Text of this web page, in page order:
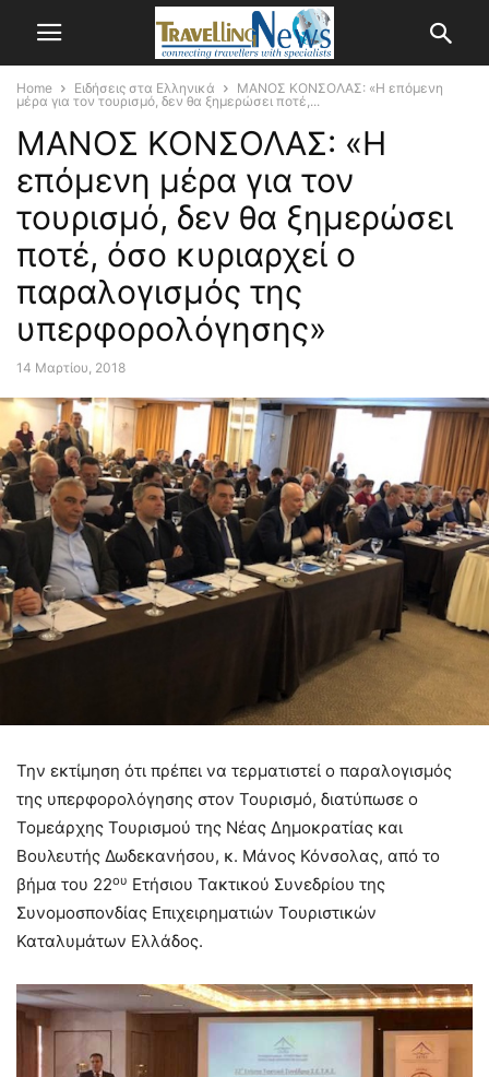
Home Ειδήσεις στα Ελληνικά
ΜΑΝΟΣ ΚΟΝΣΟΛΑΣ: «Η επόμενη
μέρα για τον τουρισμό, δεν θα ξημερώσει ποτέ,...
ΜΑΝΟΣ ΚΟΝΣΟΛΑΣ: «Η
επόμενη μέρα για τον
τουρισμό, δεν θα ξημερώσει
ποτέ, όσο κυριαρχεί ο
παραλογισμός της
υπερφορολόγησης»
14 Μαρτίου, 2018
Την εκτίμηση ότι πρέπει να τερματιστεί ο παραλογισμός
της υπερφορολόγησης στον Τουρισμό, διατύπωσε ο
Τομεάρχης Τουρισμού της Νέας Δημοκρατίας και
Βουλευτής Δωδεκανήσου, κ. Μάνος Κόνσολας, από το
βήμα του 22ου Ετήσιου Τακτικού Συνεδρίου της
Συνομοσπονδίας Επιχειρηματιών Τουριστικών
Καταλυμάτων Ελλάδος.